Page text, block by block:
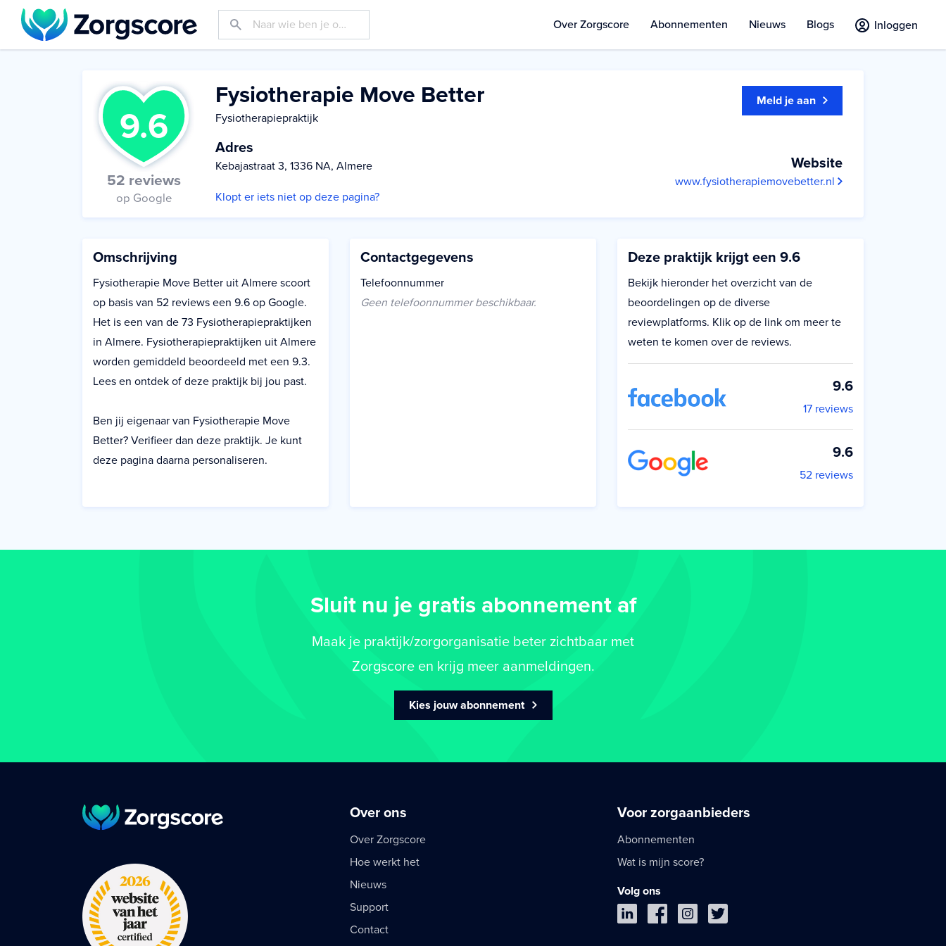
Over Zorgscore Abonnementen Nieuws Blogs Inloggen
9.6
52 reviews
op Google
Fysiotherapie Move Better
Fysiotherapiepraktijk
Adres
Kebajastraat 3, 1336 NA, Almere
Klopt er iets niet op deze pagina?
Meld je aan
Website
www.fysiotherapiemovebetter.nl
Omschrijving
Fysiotherapie Move Better uit Almere scoort
op basis van 52 reviews een 9.6 op Google.
Het is een van de 73 Fysiotherapiepraktijken
in Almere. Fysiotherapiepraktijken uit Almere
worden gemiddeld beoordeeld met een 9.3.
Lees en ontdek of deze praktijk bij jou past.
Ben jij eigenaar van Fysiotherapie Move
Better? Verifieer dan deze praktijk. Je kunt
deze pagina daarna personaliseren.
Contactgegevens
Telefoonnummer
Geen telefoonnummer beschikbaar.
Deze praktijk krijgt een 9.6
Bekijk hieronder het overzicht van de
beoordelingen op de diverse
reviewplatforms. Klik op de link om meer te
weten te komen over de reviews.
9.6
17 reviews
9.6
52 reviews
Sluit nu je gratis abonnement af
Maak je praktijk/zorgorganisatie beter zichtbaar met
Zorgscore en krijg meer aanmeldingen.
Kies jouw abonnement
Over ons
Over Zorgscore
Hoe werkt het
Nieuws
Support
Contact
Voor zorgaanbieders
Abonnementen
Wat is mijn score?
Volg ons